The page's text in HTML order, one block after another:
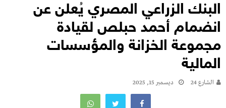
البنك الزراعي المصري يُعلن عن
انضمام أحمد حبلص لقيادة
مجموعة الخزانة والمؤسسات
المالية
الشارع 24 ديسمبر 15, 2025